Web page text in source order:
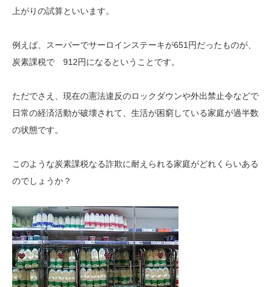
上がりの試算といいます。
例えば、スーパーでサーロインステーキが651円だったものが、
炭素課税で 912円になるということです。
ただでさえ、現在の憲法違反のロックダウンや外出禁止令などで
日常の経済活動が破壊されて、生活が困窮している家庭が過半数
の状態です。
このような炭素課税なる詐欺に耐えられる家庭がどれくらいある
のでしょうか？